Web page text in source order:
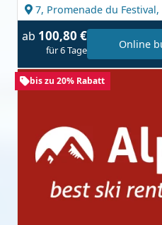
7, Promenade du Festival,
ab 100,80 €
für 6 Tage Online
bis zu 20% Rabatt